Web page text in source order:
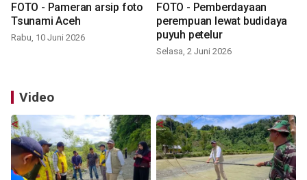
FOTO - Pameran arsip foto
Tsunami Aceh
Rabu, 10 Juni 2026
FOTO - Pemberdayaan
perempuan lewat budidaya
puyuh petelur
Selasa, 2 Juni 2026
Video